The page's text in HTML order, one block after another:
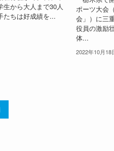
から大人まで30人
たちは好成績を...
ポーツ大会
会」）に三
役員の激励
体...
2022年10月18